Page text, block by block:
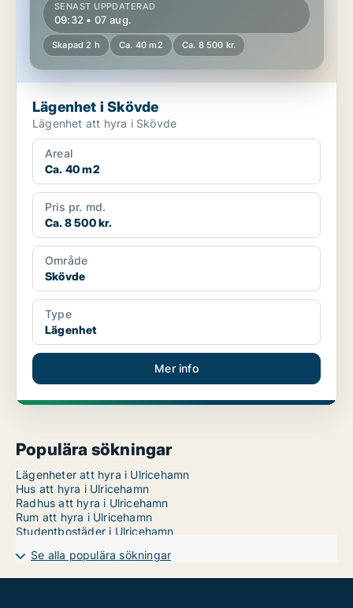
SENAST UPPDATERAD
09:32 • 07 aug.
Skapad 2 h Ca. 40 m2 Ca. 8 500 kr.
Lägenhet i Skövde
Lägenhet att hyra i Skövde
Areal
Ca. 40 m2
Pris pr. md.
Ca. 8 500 kr.
Område
Skövde
Type
Lägenhet
Mer info
Populära sökningar
Lägenheter att hyra i Ulricehamn
Hus att hyra i Ulricehamn
Radhus att hyra i Ulricehamn
Rum att hyra i Ulricehamn
Studentbostäder i Ulricehamn
Se alla populära sökningar